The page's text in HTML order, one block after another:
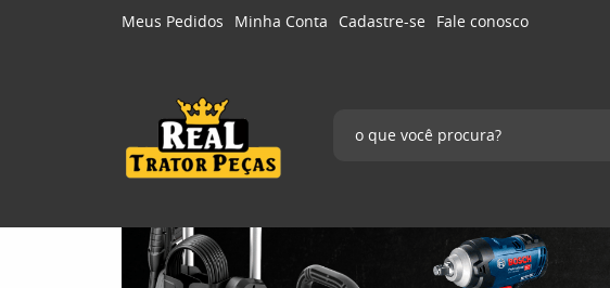
Meus Pedidos Minha Conta Cadastre-se Fale conosco